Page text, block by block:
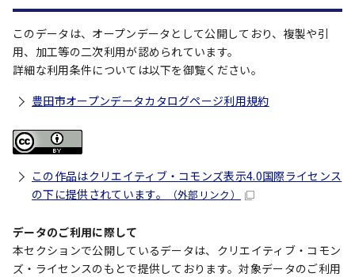
このデータは、オープンデータとして公開しており、複製や引
用、加工等の二次利用が認められています。
詳細な利用条件については以下を御覧ください。
豊田市オープンデータカタログページ利用規約
この作品はクリエイティブ・コモンズ表示4.0国際ライセンス
の下に提供されています。
（外部リンク）
データのご利用に際して
本セクションで公開しているデータは、クリエイティブ・コモン
ズ・ライセンスのもとで提供しております。対象データのご利用